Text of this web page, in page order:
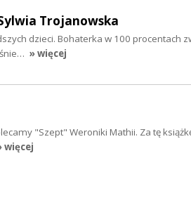
Trojanowska
dzieci. Bohaterka w 100 procentach
» więcej
"Szept" Weroniki Mathii. Za tę
więcej